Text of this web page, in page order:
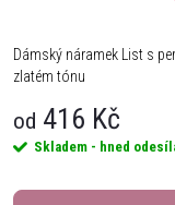
Dámský náramek List s
zlatém tónu
od 416 Kč
Skladem - hned